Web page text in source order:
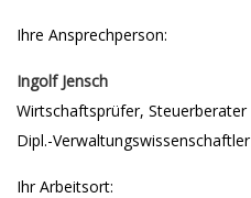
Ihre Ansprechperson:
Ingolf Jensch
Wirtschaftsprüfer, Steuerberater
Dipl.-Verwaltungswissenschaftler
Ihr Arbeitsort: